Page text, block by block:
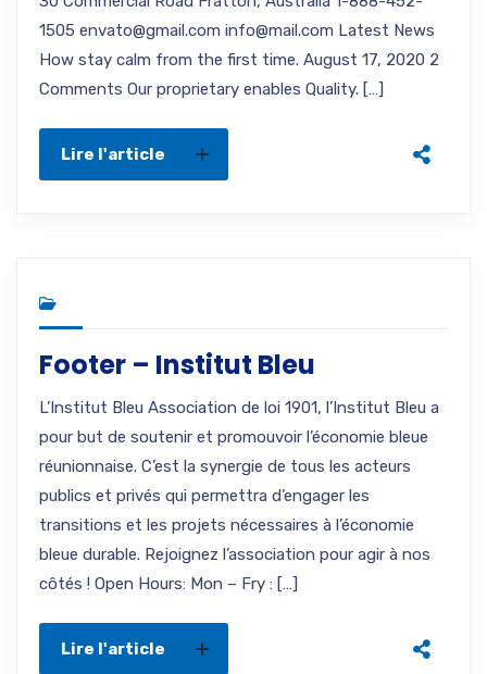
1505 envato@gmail.com info@mail.com Latest News
How stay calm from the first time. August 17, 2020 2
Comments Our proprietary enables Quality. […]
Lire l'article
Footer – Institut Bleu
L’Institut Bleu Association de loi 1901, l’Institut Bleu a
pour but de soutenir et promouvoir l’économie bleue
réunionnaise. C’est la synergie de tous les acteurs
publics et privés qui permettra d’engager les
transitions et les projets nécessaires à l’économie
bleue durable. Rejoignez l’association pour agir à nos
côtés ! Open Hours: Mon – Fry : […]
Lire l'article